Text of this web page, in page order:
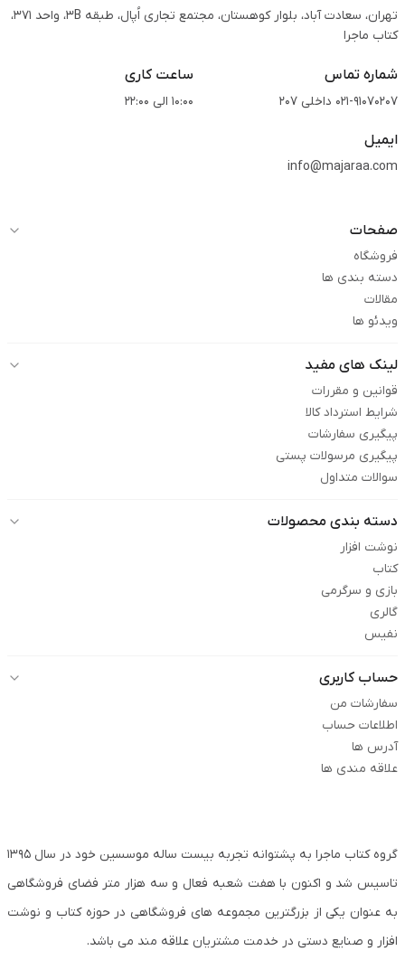
تهران، سعادت آباد، بلوار کوهستان، مجتمع تجاری اُپال، طبقه 3B، واحد 371،
کتاب ماجرا
شماره تماس
021-91070207 داخلی 207
ساعت کاری
10:00 الی 22:00
ایمیل
info@majaraa.com
صفحات
فروشگاه
دسته بندی ها
مقالات
ویدئو ها
لینک های مفید
قوانین و مقررات
شرایط استرداد کالا
پیگیری سفارشات
پیگیری مرسولات پستی
سوالات متداول
دسته بندی محصولات
نوشت افزار
کتاب
بازی و سرگرمی
گالری
نفیس
حساب کاربری
سفارشات من
اطلاعات حساب
آدرس ها
علاقه مندی ها
گروه کتاب ماجرا به پشتوانه تجربه بیست ساله موسسین خود در سال ۱۳۹۵
تاسیس شد و اکنون با هفت شعبه فعال و سه هزار متر فضای فروشگاهی
به عنوان یکی از بزرگترین مجموعه های فروشگاهی در حوزه کتاب و نوشت
افزار و صنایع دستی در خدمت مشتریان علاقه مند می باشد.